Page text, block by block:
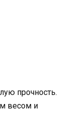
прочность.
весом и